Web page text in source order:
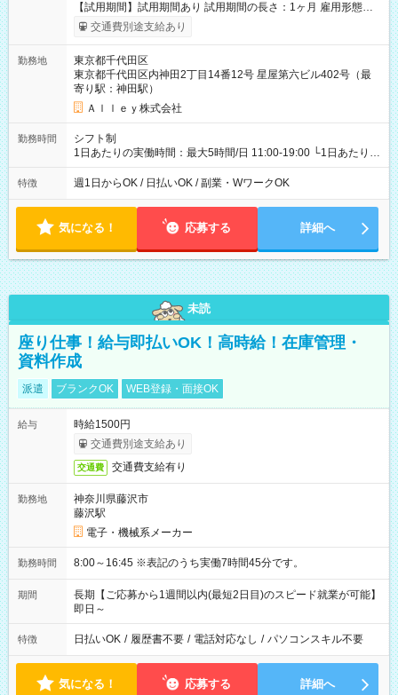
【試用期間】試用期間あり 試用期間の長さ：1ヶ月 雇用形態、
給与は本採用時と同じです。
交通費別途支給あり
勤務地
東京都千代田区
東京都千代田区内神田2丁目14番12号 星屋第六ビル402号（最
寄り駅：神田駅）
Ａｌｌｅｙ株式会社
勤務時間
シフト制
1日あたりの実働時間：最大5時間/日 11:00-19:00 └1日あたりの
実働時間：1-5時間 └上記の時間帯内であれば、いつでも勤務可
能！ └平日・土曜日の中で、お好きな曜日でご勤務いただけま
18:00 などのように、自由な働き方が可能なお仕事です！
特徴 週1日からOK / 日払いOK / 副業・WワークOK
気になる！ 応募する 詳細へ
未読
座り仕事！給与即払いOK！高時給！在庫管理・
資料作成
派遣 ブランクOK WEB登録・面接OK
給与
時給1500円
交通費別途支給あり
交通費 交通費支給有り
勤務地
神奈川県藤沢市
藤沢駅
電子・機械系メーカー
勤務時間 8:00～16:45 ※表記のうち実働7時間45分です。
期間
長期【ご応募から1週間以内(最短2日目)のスピード就業が可能】
即日～
特徴 日払いOK / 履歴書不要 / 電話対応なし / パソコンスキル不要
気になる！ 応募する 詳細へ